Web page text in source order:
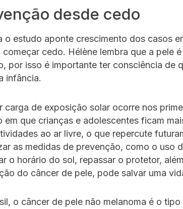
desde cedo
o estudo aponte crescimento dos casos
começar cedo. Hélène lembra que a pele
por isso é importante ter consciência de
infância.
carga de exposição solar ocorre nos
em que crianças e adolescentes ficam
ao ar livre, o que repercute
as medidas de prevenção, como o uso
o horário do sol, repassar o protetor,
do câncer de pele, pode salvar uma
o câncer de pele não melanoma é o